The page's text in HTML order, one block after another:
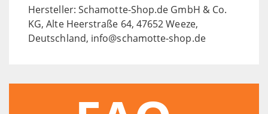
Hersteller: Schamotte-Shop.de GmbH & Co.
KG, Alte Heerstraße 64, 47652 Weeze,
Deutschland, info@schamotte-shop.de